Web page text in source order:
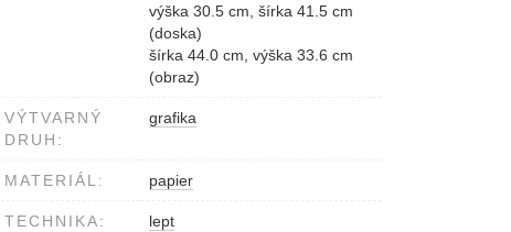
výška 30.5 cm, šírka 41.5 cm
(doska)
šírka 44.0 cm, výška 33.6 cm
(obraz)
VÝTVARNÝ
DRUH:
grafika
MATERIÁL: papier
TECHNIKA:
lept